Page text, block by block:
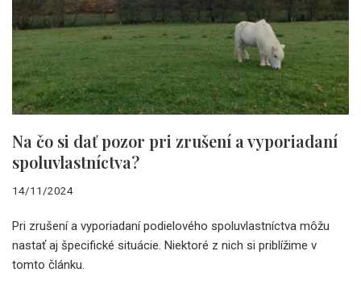
Na čo si dať pozor pri zrušení a vyporiadaní
spoluvlastníctva?
14/11/2024
Pri zrušení a vyporiadaní podielového spoluvlastníctva môžu
nastať aj špecifické situácie. Niektoré z nich si priblížime v
tomto článku.